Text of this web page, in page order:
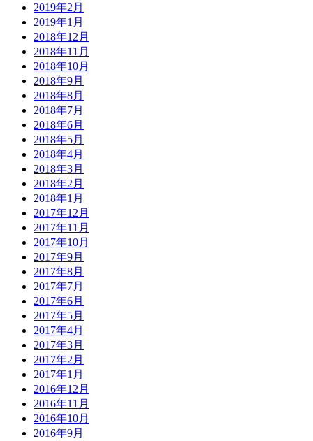
2019年2月
2019年1月
2018年12月
2018年11月
2018年10月
2018年9月
2018年8月
2018年7月
2018年6月
2018年5月
2018年4月
2018年3月
2018年2月
2018年1月
2017年12月
2017年11月
2017年10月
2017年9月
2017年8月
2017年7月
2017年6月
2017年5月
2017年4月
2017年3月
2017年2月
2017年1月
2016年12月
2016年11月
2016年10月
2016年9月